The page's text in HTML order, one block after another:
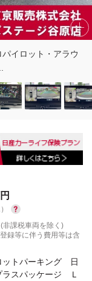
イロット・アラウ
課税車両を除く)
録等に伴う費用等は含
トパーキング 日
スパッケージ Ｌ